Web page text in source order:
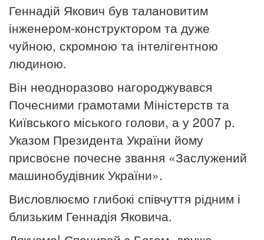
Геннадій Якович був талановитим
інженером-конструктором та дуже
чуйною, скромною та інтелігентною
людиною.
Він неодноразово нагороджувався
Почесними грамотами Міністерств та
Київського міського голови, а у 2007 р.
Указом Президента України йому
присвоєне почесне звання «Заслужений
машинобудівник України».
Висловлюємо глибокі співчуття рідним і
близьким Геннадія Яковича.